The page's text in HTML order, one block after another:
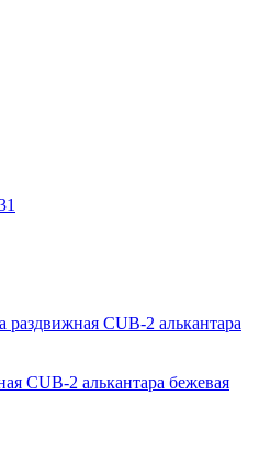
CUB-2 алькантара бежевая